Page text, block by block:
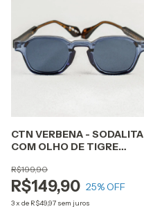
CTN VERBENA - SODALITA
COM OLHO DE TIGRE
R$149,90
R$199,90
25% OFF
3x de R$49,97 sem juros